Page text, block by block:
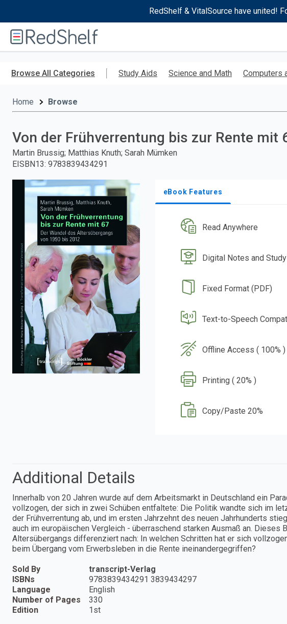
RedShelf & VitalSource have united!
RedShelf
Browse All Categories Study Aids Science and Math Computers
Home Browse
Von der Frühverrentung bis zur Rente mit
Martin Brussig; Matthias Knuth; Sarah Mümken
EISBN13: 9783839434291
eBook Features
Read Anywhere
Digital Notes and
Fixed Format (PDF)
Text-to-Speech
Offline Access ( 100% )
Printing ( 20% )
Copy/Paste 20%
Additional Details
Innerhalb von 20 Jahren wurde auf dem Arbeitsmarkt in Deutschland ein
vollzogen, der sich in zwei Schüben entfaltete: Die Politik wandte sich im
der Frühverrentung ab, und im ersten Jahrzehnt des neuen Jahrhunderts
auch im europäischen Vergleich - überraschend starken Ausmaß an. Dieses
Altersübergangs differenziert nach: In welchen Schritten hat er sich
beim Übergang vom Erwerbsleben in die Rente ineinandergegriffen?
Sold By
transcript-Verlag
ISBNs
9783839434291 3839434297
Language
English
Number of Pages
330
Edition
1st